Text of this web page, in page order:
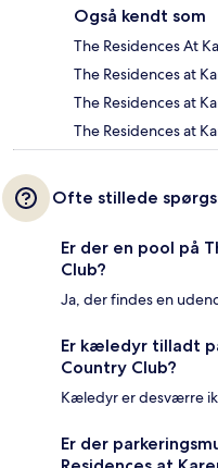
Også kendt som
The Residences At
The Residences at
The Residences at
The Residences at
Ofte stillede
Er der en pool på
Club?
Ja, der findes en
Er kæledyr tilladt
Country Club?
Kæledyr er desværre
Er der